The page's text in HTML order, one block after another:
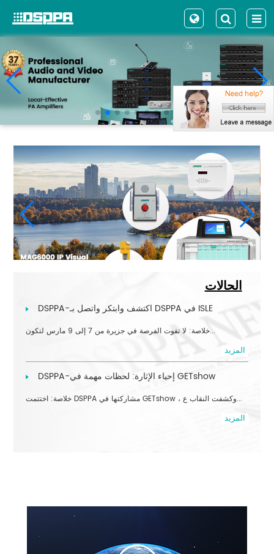
DSPPA-اكتشف وابتكر واتصل بـ DSPPA في ISLE
خلاصة: لا تفوت الفرصة في جزيرة من 7 إلى 9 مارس لتكون...
المزيد
DSPPA-إحياء الإثارة: لحظات مهمة في GETshow
خلاصة: اختتمت DSPPA مشاركتها في GETshow ، وكشفت النقاب ع...
المزيد
الحالات